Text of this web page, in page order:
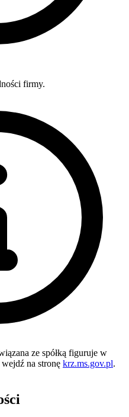
firmy.
ze spółką figuruje w
na stronę krz.ms.gov.pl.